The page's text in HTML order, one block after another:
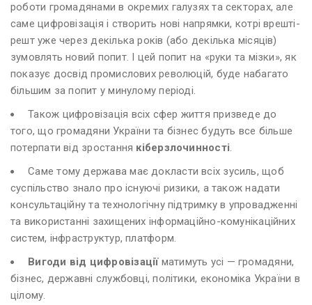
роботи громадянами в окремих галузях та секторах, але
саме цифровізація і створить нові напрямки, котрі врешті-
решт уже через декілька років (або декілька місяців)
зумовлять новий попит. І цей попит на «руки та мізки», як
показує досвід промислових революцій, буде набагато
більшим за попит у минулому періоді.
Також цифровізація всіх сфер життя призведе до
того, що громадяни України та бізнес будуть все більше
потерпати від зростання кіберзлочинності.
Саме тому держава має докласти всіх зусиль, щоб
суспільство знало про існуючі ризики, а також надати
консультаційну та технологічну підтримку в упровадженні
та використанні захищених інформаційно-комунікаційних
систем, інфраструктур, платформ.
Вигоди від цифровізаціїматимуть усі — громадяни,
бізнес, державні службовці, політики, економіка України в
цілому.